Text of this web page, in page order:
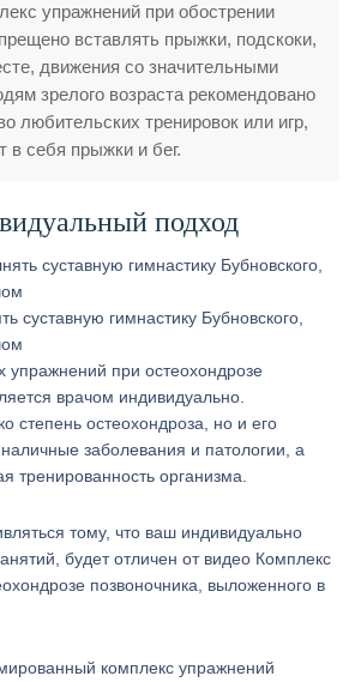
упражнений при обострении
вставлять прыжки, подскоки,
движения со значительными
зрелого возраста рекомендовано
любительских тренировок или игр,
в себя прыжки и бег.
подход
суставную гимнастику Бубновского,
упражнений при остеохондрозе
врачом индивидуально.
степень остеохондроза, но и его
заболевания и патологии, а
тренированность организма.
тому, что ваш индивидуально
будет отличен от видео Комплекс
позвоночника, выложенного в
комплекс упражнений